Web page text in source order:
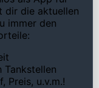
dir die aktuellen
immer den
Tankstellen
Preis, u.v.m.!